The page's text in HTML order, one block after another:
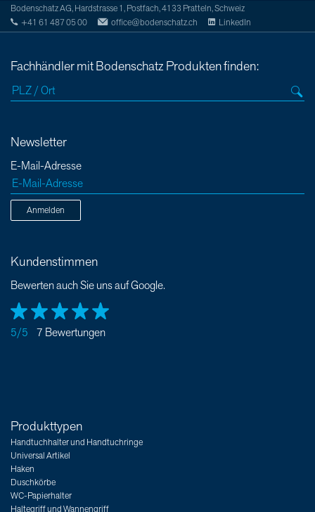
Bodenschatz AG, Hardstrasse 1, Postfach, 4133 Pratteln, Schweiz
+41 61 487 05 00
office@bodenschatz.ch LinkedIn
Fachhändler mit Bodenschatz Produkten finden:
Newsletter
E-Mail-Adresse
Anmelden
Kundenstimmen
Bewerten auch Sie uns auf Google.
5/5 7 Bewertungen
Produkttypen
Handtuchhalter und Handtuchringe
Universal Artikel
Haken
Duschkörbe
WC-Papierhalter
Haltegriff und Wannengriff